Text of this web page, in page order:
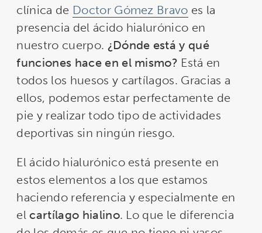
clínica de Doctor Gómez Bravo es la
presencia del ácido hialurónico en
nuestro cuerpo. ¿Dónde está y qué
funciones hace en el mismo? Está en
todos los huesos y cartílagos. Gracias a
ellos, podemos estar perfectamente de
pie y realizar todo tipo de actividades
deportivas sin ningún riesgo.
El ácido hialurónico está presente en
estos elementos a los que estamos
haciendo referencia y especialmente en
elcartílago hialino. Lo que le diferencia